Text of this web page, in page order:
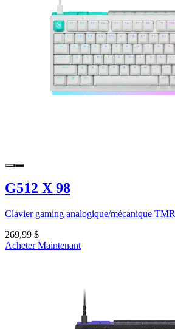
G512 X 98
Clavier gaming analogique/mécanique TMR
269,99 $
Acheter Maintenant